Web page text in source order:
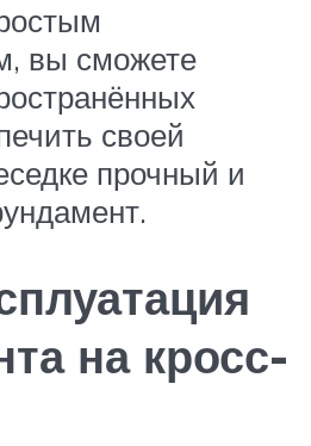
вы сможете
своей
прочный и
на кросс-